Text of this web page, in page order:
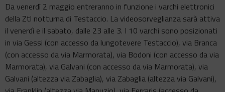
Da venerdì 2 maggio entreranno in funzione i varchi elettronici
della Ztl notturna di Testaccio. La videosorveglianza sarà attiva
il venerdì e il sabato, dalle 23 alle 3. I 10 varchi sono posizionati
in via Gessi (con accesso da lungotevere Testaccio), via Branca
(con accesso da via Marmorata), via Bodoni (con accesso da via
Marmorata), via Galvani (con accesso da via Marmorata), via
Galvani (altezza via Zabaglia), via Zabaglia (altezza via Galvani),